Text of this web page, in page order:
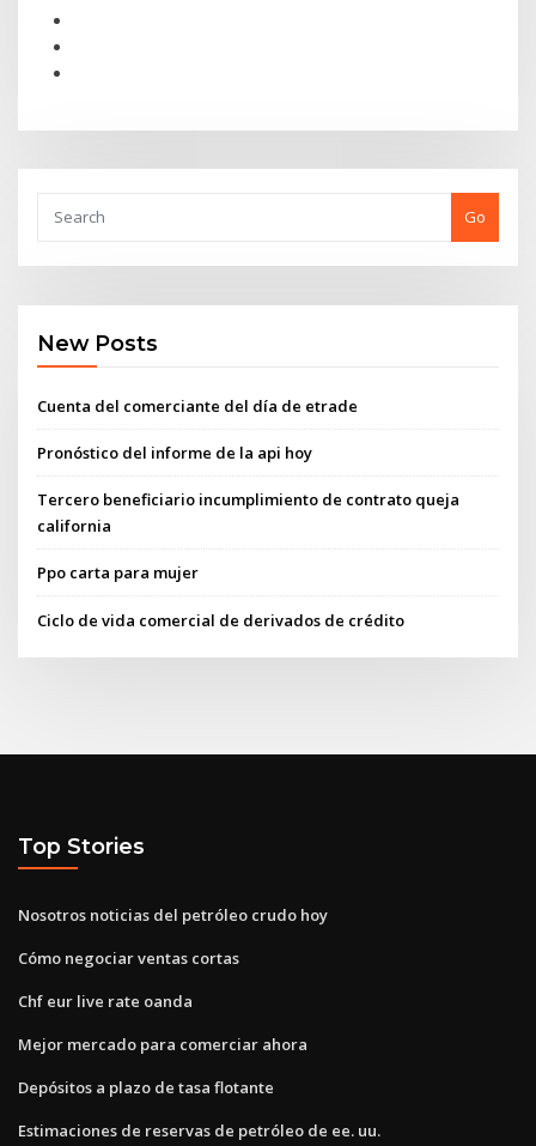
Go
New Posts
Cuenta del comerciante del día de etrade
Pronóstico del informe de la api hoy
Tercero beneficiario incumplimiento de contrato queja
california
Ppo carta para mujer
Ciclo de vida comercial de derivados de crédito
Top Stories
Nosotros noticias del petróleo crudo hoy
Cómo negociar ventas cortas
Chf eur live rate oanda
Mejor mercado para comerciar ahora
Depósitos a plazo de tasa flotante
Estimaciones de reservas de petróleo de ee. uu.